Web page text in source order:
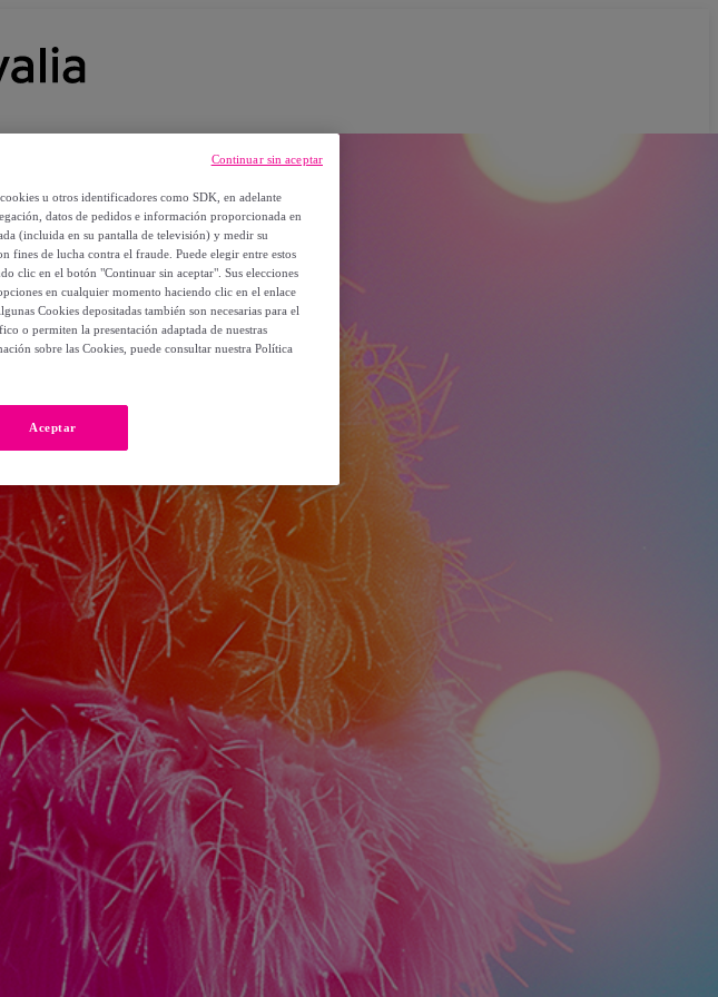
u otros identificadores como SDK, en adelante
datos de pedidos e información proporcionada en
(incluida en su pantalla de televisión) y medir su
fines de lucha contra el fraude. Puede elegir entre estos
clic en el botón "Continuar sin aceptar". Sus elecciones
en cualquier momento haciendo clic en el enlace
Cookies depositadas también son necesarias para el
o permiten la presentación adaptada de nuestras
sobre las Cookies, puede consultar nuestra Política
Aceptar
Continuar sin aceptar